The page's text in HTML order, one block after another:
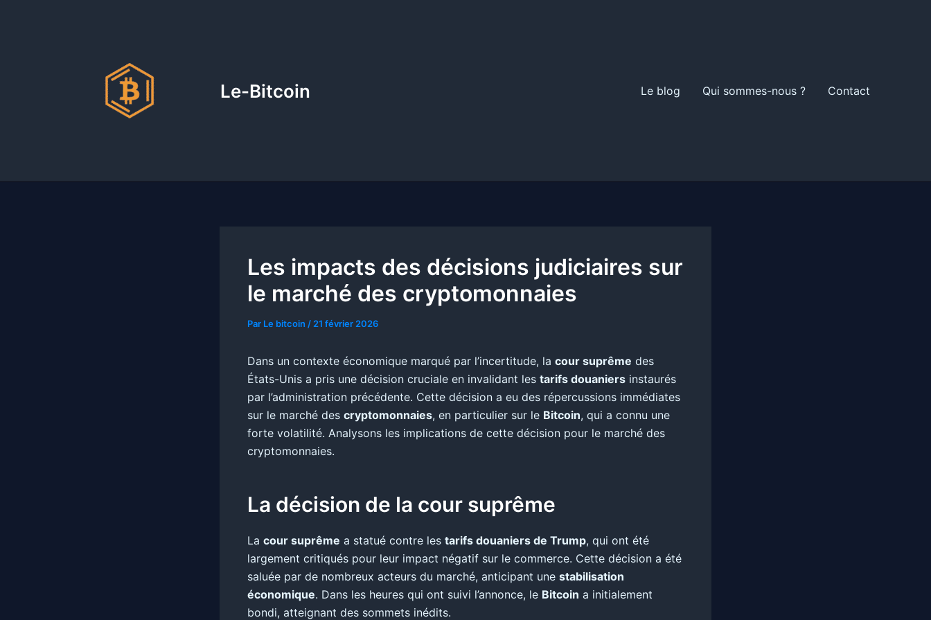
Le-Bitcoin Le blog Qui sommes-nous ? Contact
Les impacts des décisions judiciaires sur
le marché des cryptomonnaies
Par Le bitcoin / 21 février 2026
Dans un contexte économique marqué par l’incertitude, la cour suprême des
États-Unis a pris une décision cruciale en invalidant les tarifs douaniers instaurés
par l’administration précédente. Cette décision a eu des répercussions immédiates
sur le marché des cryptomonnaies, en particulier sur le Bitcoin, qui a connu une
forte volatilité. Analysons les implications de cette décision pour le marché des
cryptomonnaies.
La décision de la cour suprême
La cour suprême a statué contre les tarifs douaniers de Trump, qui ont été
largement critiqués pour leur impact négatif sur le commerce. Cette décision a été
saluée par de nombreux acteurs du marché, anticipant une stabilisation
économique. Dans les heures qui ont suivi l’annonce, le Bitcoin a initialement
bondi, atteignant des sommets inédits.